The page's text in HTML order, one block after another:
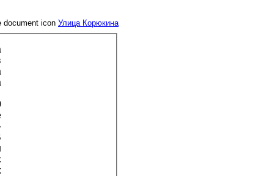
Улица Корюкина